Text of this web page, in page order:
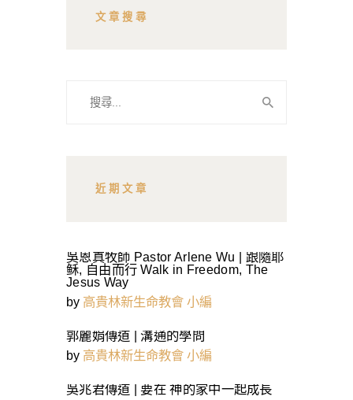
文章搜尋
近期文章
吳恩真牧師 Pastor Arlene Wu | 跟隨耶
稣, 自由而行 Walk in Freedom, The
Jesus Way
by 高貴林新生命教會 小編
郭麗娟傳道 | 溝通的學問
by 高貴林新生命教會 小編
吳兆君傳道 | 要在 神的家中一起成長